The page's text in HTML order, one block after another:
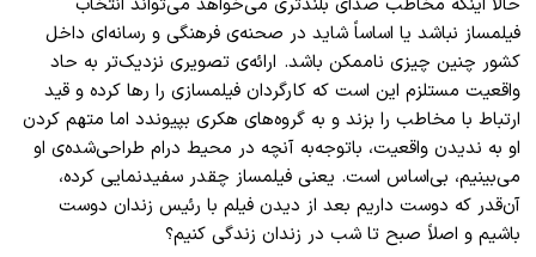
فیلمساز نباشد یا اساساً شاید در صحنه‌ی فرهنگی و رسانه‌‌ای داخل
کشور چنین چیزی ناممکن باشد. ارائه‌ی تصویری نزدیک‌تر به حاد
واقعیت مستلزم این است که کارگردان فیلمسازی را رها کرده و قید
ارتباط با مخاطب را بزند و به گروه‌های هکری بپیوندد اما متهم کردن
او به ندیدن واقعیت، باتوجه‌به آنچه در محیط درام طراحی‌شده‌ی او
می‌بینیم، بی‌اساس است. یعنی فیلمساز چقدر سفیدنمایی کرده،
آن‌قدر که دوست داریم بعد از دیدن فیلم با رئیس زندان دوست
باشیم و اصلاً صبح تا شب در زندان زندگی کنیم؟